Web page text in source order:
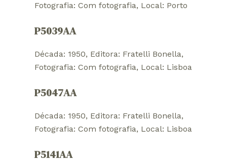
Fotografia: Com fotografia, Local: Porto
P5039AA
Década: 1950, Editora: Fratelli Bonella
Fotografia: Com fotografia, Local: Lisboa
P5047AA
Década: 1950, Editora: Fratelli Bonella
Fotografia: Com fotografia, Local: Lisboa
P5141AA